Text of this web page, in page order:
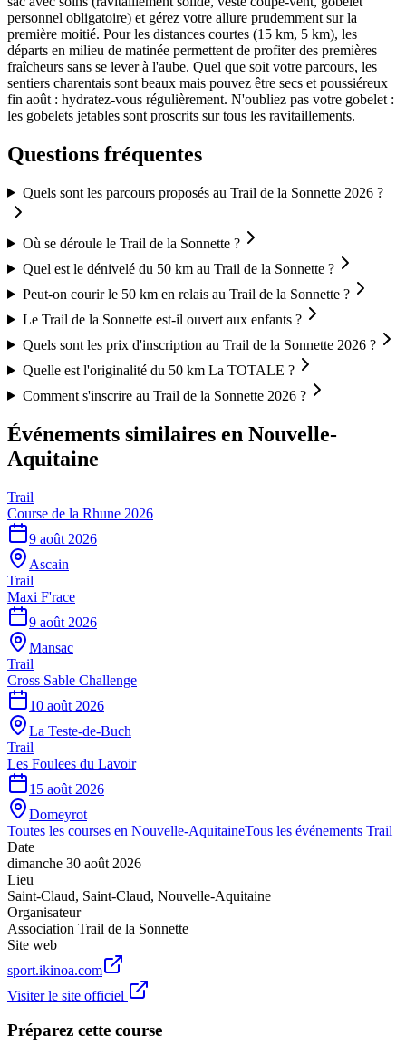
personnel obligatoire) et gérez votre allure prudemment sur la
première moitié. Pour les distances courtes (15 km, 5 km), les
départs en milieu de matinée permettent de profiter des premières
fraîcheurs sans se lever à l'aube. Quel que soit votre parcours, les
sentiers charentais sont beaux mais pouvez être secs et poussiéreux
fin août : hydratez-vous régulièrement. N'oubliez pas votre gobelet :
les gobelets jetables sont proscrits sur tous les ravitaillements.
Questions fréquentes
Quels sont les parcours proposés au Trail de la Sonnette 2026 ?
Où se déroule le Trail de la Sonnette ?
Quel est le dénivelé du 50 km au Trail de la Sonnette ?
Peut-on courir le 50 km en relais au Trail de la Sonnette ?
Le Trail de la Sonnette est-il ouvert aux enfants ?
Quels sont les prix d'inscription au Trail de la Sonnette 2026 ?
Quelle est l'originalité du 50 km La TOTALE ?
Comment s'inscrire au Trail de la Sonnette 2026 ?
Événements similaires en Nouvelle-
Aquitaine
Trail
Course de la Rhune 2026
9 août 2026
Ascain
Trail
Maxi F'race
9 août 2026
Mansac
Trail
Cross Sable Challenge
10 août 2026
La Teste-de-Buch
Trail
Les Foulees du Lavoir
15 août 2026
Domeyrot
Toutes les courses en Nouvelle-AquitaineTous les événements Trail
Date
dimanche 30 août 2026
Lieu
Saint-Claud, Saint-Claud, Nouvelle-Aquitaine
Organisateur
Association Trail de la Sonnette
Site web
sport.ikinoa.com
Visiter le site officiel
Préparez cette course